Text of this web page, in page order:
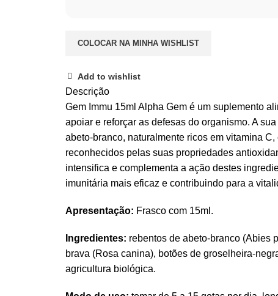
COLOCAR NA MINHA WISHLIST
Add to wishlist
Descrição
Gem Immu 15ml Alpha Gem é um suplemento
apoiar e reforçar as defesas do organismo. A
abeto-branco, naturalmente ricos em vitamina
reconhecidos pelas suas propriedades
intensifica e complementa a ação destes
imunitária mais eficaz e contribuindo para a
Apresentação: Frasco com 15ml.
Ingredientes: rebentos de abeto-branco (Abies
brava (Rosa canina), botões de groselheira-
agricultura biológica.